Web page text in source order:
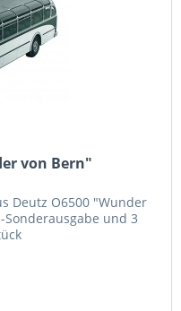
von Bern"
Deutz O6500 "Wunder
und 3